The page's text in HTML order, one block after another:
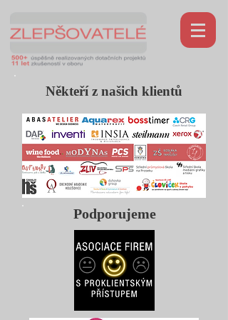
Někteří z našich klientů
Podporujeme